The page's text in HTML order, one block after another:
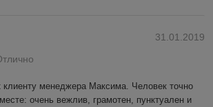
31.01.2019
клиенту менеджера Максима. Человек точно
очень вежлив, грамотен, пунктуален и